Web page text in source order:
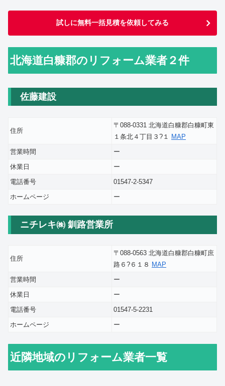
試しに無料一括見積を依頼してみる
北海道白糠郡のリフォーム業者２件
佐藤建設
住所
〒088-0331 北海道白糠郡白糠町東
１条北４丁目３?１
MAP
営業時間
ー
休業日
ー
電話番号
01547-2-5347
ホームページ
ー
ニチレキ㈱ 釧路営業所
住所
〒088-0563 北海道白糠郡白糠町庶
路６?６１８ MAP
営業時間
ー
休業日
ー
電話番号
01547-5-2231
ホームページ
ー
近隣地域のリフォーム業者一覧